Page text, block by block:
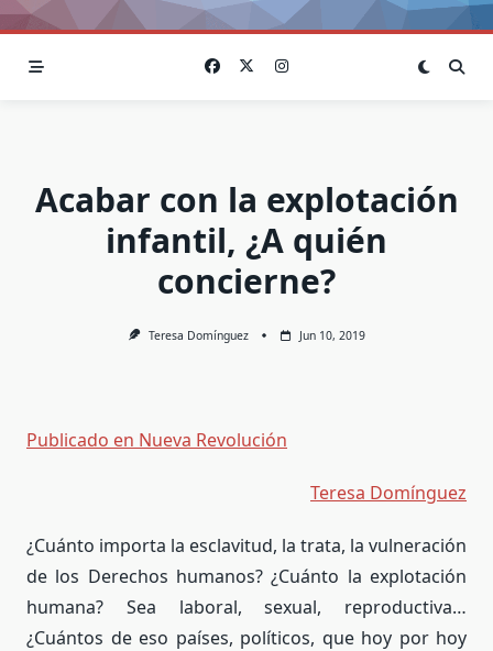
Acabar con la explotación
infantil, ¿A quién
concierne?
Teresa Domínguez Jun 10, 2019
Publicado en Nueva Revolución
Teresa Domínguez
¿Cuánto importa la esclavitud, la trata, la vulneración
de los Derechos humanos? ¿Cuánto la explotación
humana? Sea laboral, sexual, reproductiva…
¿Cuántos de eso países, políticos, que hoy por hoy